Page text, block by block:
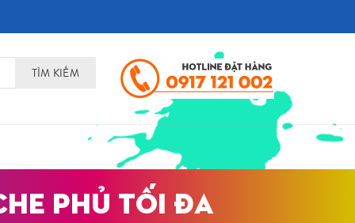
TÌM KIẾM
PHỦ TỐI ĐA